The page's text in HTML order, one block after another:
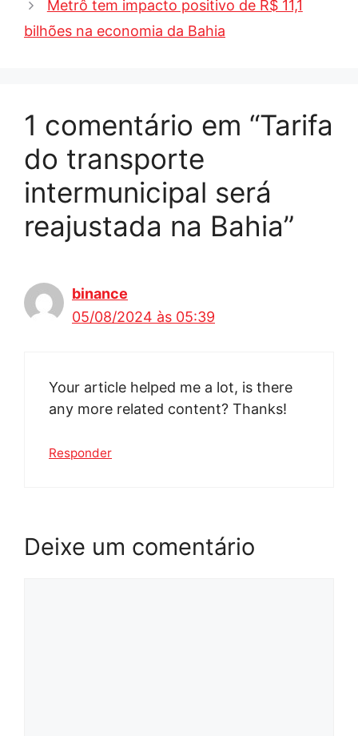
Metrô tem impacto positivo de R$ 11,1
bilhões na economia da Bahia
1 comentário em “Tarifa
do transporte
intermunicipal será
reajustada na Bahia”
binance
05/08/2024 às 05:39
Your article helped me a lot, is there
any more related content? Thanks!
Responder
Deixe um comentário